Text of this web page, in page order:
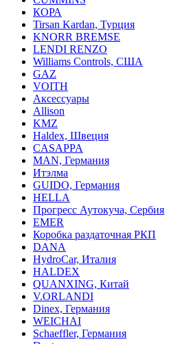
КОРА
Tirsan Kardan, Турция
KNORR BREMSE
LENDI RENZO
Williams Controls, США
GAZ
VOITH
Аксессуары
Allison
KMZ
Haldex, Швеция
CASAPPA
MAN, Германия
Итэлма
GUIDO, Германия
HELLA
Прогресс Аутокуча, Сербия
EMER
Коробка раздаточная РКП
DANA
HydroCar, Италия
HALDEX
QUANXING, Китай
V.ORLANDI
Dinex, Германия
WEICHAI
Schaeffler, Германия